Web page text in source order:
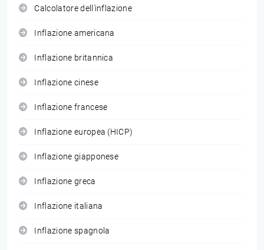
Calcolatore dell'inflazione
Inflazione americana
Inflazione britannica
Inflazione cinese
Inflazione francese
Inflazione europea (HICP)
Inflazione giapponese
Inflazione greca
Inflazione italiana
Inflazione spagnola